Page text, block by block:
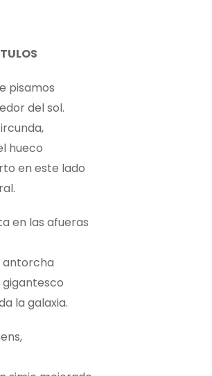
pisamos
del sol.
hueco
en este lado
en las afueras
antorcha
la galaxia.